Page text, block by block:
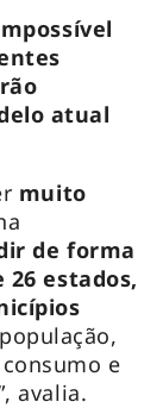
atual
muito
de forma
estados,
e
avalia.